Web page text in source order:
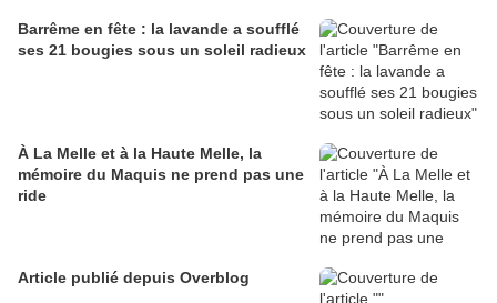
Barrême en fête : la lavande a soufflé
ses 21 bougies sous un soleil radieux
À La Melle et à la Haute Melle, la
mémoire du Maquis ne prend pas une
ride
Article publié depuis Overblog